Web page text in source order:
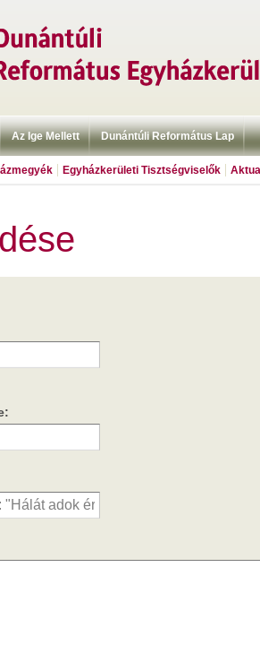
Az Ige Mellett Dunántúli Református Lap
Egyházkerületi Tisztségviselők